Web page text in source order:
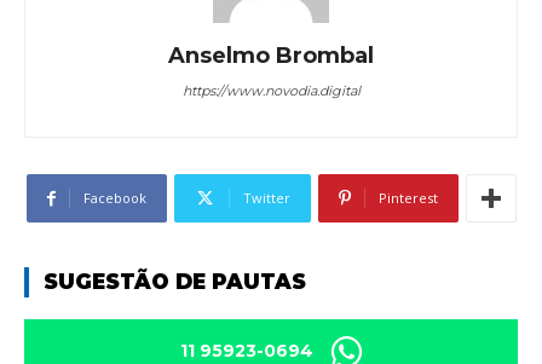
Anselmo Brombal
https://www.novodia.digital
Facebook Twitter Pinterest
SUGESTÃO DE PAUTAS
11 95923-0694